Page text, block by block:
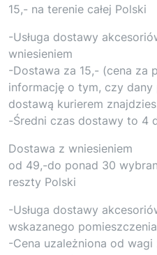
15,- na terenie całej Polski
-Usługa dostawy
wniesieniem
-Dostawa za 15,- (cena za
informację o tym, czy
dostawą kurierem
-Średni czas dostawy to 4
Dostawa z wniesieniem
od 49,-do ponad 30
reszty Polski
-Usługa dostawy
wskazanego pomieszczenia
-Cena uzależniona od